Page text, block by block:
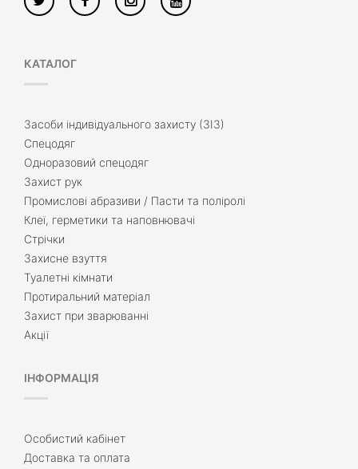
КАТАЛОГ
Засоби індивідуального захисту (ЗІЗ)
Спецодяг
Одноразовий спецодяг
Захист рук
Промислові абразиви / Пасти та поліролі
Клеї, герметики та наповнювачі
Стрічки
Захисне взуття
Туалетні кімнати
Протиральний матеріал
Захист при зварюванні
Акції
ІНФОРМАЦІЯ
Особистий кабінет
Доставка та оплата